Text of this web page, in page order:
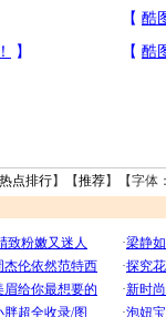
热点排行】【推荐】【字体